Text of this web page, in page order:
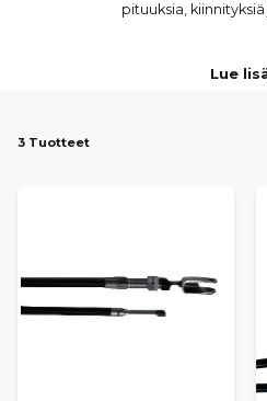
pituuksia,
CH40, CH46 ja Barooder -
vaihtelevissa
Kulunut tai vaurioitunut
toimintaa ja ajoturvallisuutta.
kilpailukykyiset hinnat
käsijarruvaijerin juuri omaan
Lue
3 Tuotteet